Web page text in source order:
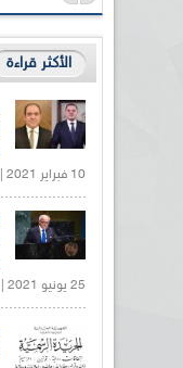
الأكثر قراءة
10 فبراير 2021 |
25 يونيو 2021 |